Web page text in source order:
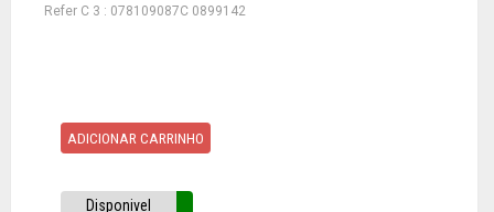
Refer C 3 : 078109087C 0899142
ADICIONAR CARRINHO
Disponivel